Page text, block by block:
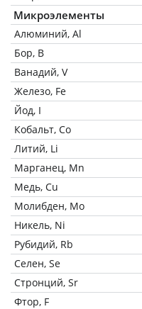
Микроэлементы
Алюминий, Al
Бор, B
Ванадий, V
Железо, Fe
Йод, I
Кобальт, Co
Литий, Li
Марганец, Mn
Медь, Cu
Молибден, Mo
Никель, Ni
Рубидий, Rb
Селен, Se
Стронций, Sr
Фтор, F